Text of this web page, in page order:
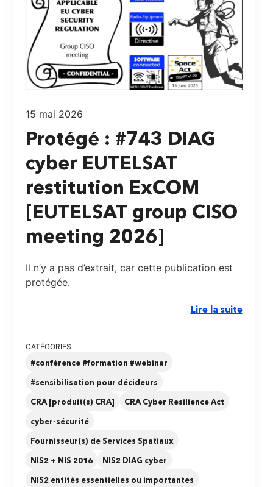
15 mai 2026
Protégé : #743 DIAG
cyber EUTELSAT
restitution ExCOM
[EUTELSAT group CISO
meeting 2026]
Il n’y a pas d’extrait, car cette publication est
protégée.
Lire la suite
CATÉGORIES
#conférence #formation #webinar
#sensibilisation pour décideurs
CRA [produit(s) CRA] CRA Cyber Resilience Act
cyber-sécurité
Fournisseur(s) de Services Spatiaux
NIS2 + NIS 2016 NIS2 DIAG cyber
NIS2 entités essentielles ou importantes